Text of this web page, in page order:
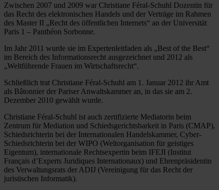
Zwischen 2007 und 2009 war Christiane Féral-Schuhl Dozentin für
das Recht des elektronischen Handels und der Verträge im Rahmen
des Master II „Recht des öffentlichen Internets“ an der Universität
Paris 1 – Panthéon Sorbonne.
Im Jahr 2011 wurde sie im Expertenleitfaden als „Best of the Best“
im Bereich des Informationsrecht ausgezeichnet und 2012 als
„Weltführende Frauen im Wirtschaftsrecht“.
Schließlich trat Christiane Féral-Schuhl am 1. Januar 2012 ihr Amt
als Bâtonnier der Pariser Anwaltskammer an, in das sie am 2.
Dezember 2010 gewählt wurde.
Christiane Féral-Schuhl ist auch zertifizierte Mediatorin beim
Zentrum für Mediation und Schiedsgerichtsbarkeit in Paris (CMAP),
Schiedsrichterin bei der Internationalen Handelskammer, Cyber-
Schiedsrichterin bei der WIPO (Weltorganisation für geistiges
Eigentum), internationale Rechtsexpertin beim IFEJI (Institut
Français d’Experts Juridiques Internationaux) und Ehrenpräsidentin
des Verwaltungsrats der ADIJ (Vereinigung für das Recht der
juristischen Informatik).